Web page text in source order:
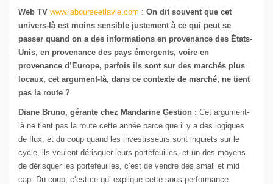
Web TV www.labourseetlavie.com : On dit souvent que cet
univers-là est moins sensible justement à ce qui peut se
passer quand on a des informations en provenance des États-
Unis, en provenance des pays émergents, voire en
provenance d’Europe, parfois ils sont sur des marchés plus
locaux, cet argument-là, dans ce contexte de marché, ne tient
pas la route ?
Diane Bruno, gérante chez Mandarine Gestion : Cet argument-
là ne tient pas la route cette année parce que il y a des logiques
de flux, et du coup quand les investisseurs sont inquiets sur le
cycle, ils veulent dérisquer leurs portefeuilles, et un des moyens
de dérisquer les portefeuilles, c’est de vendre des small et mid
cap. Du coup, c’est ce qui explique cette sous-performance.